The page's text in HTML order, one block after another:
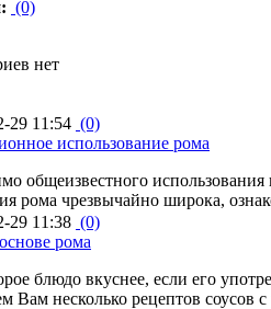
(0)
нет
29 11:54 (0)
использование рома
общеизвестного использования
рома чрезвычайно широка,
29 11:38 (0)
рома
блюдо вкуснее, если его
Вам несколько рецептов соусов